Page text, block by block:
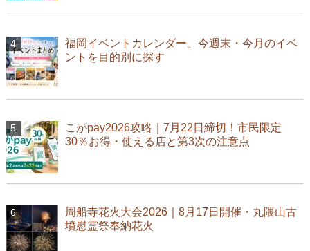
福岡イベントカレンダー。今週末・今月のイベ
ントを目的別に探す
こがpay2026攻略｜7月22日締切！市民限定
30％お得・使える店と第3次の注意点
周船寺花火大会2026｜8月17日開催・丸隈山古
墳慰霊祭奉納花火